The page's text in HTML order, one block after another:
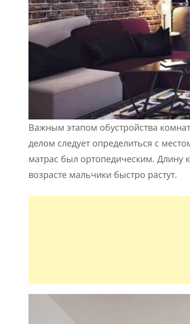
Важным этапом обустройства
делом следует определиться с
матрас был ортопедическим. Длину
возрасте мальчики быстро растут.